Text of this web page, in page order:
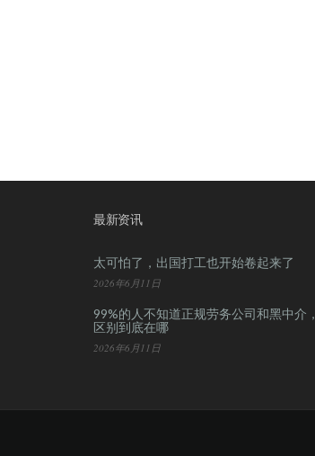
最新资讯
太可怕了，出国打工也开始卷起来了
2026年6月11日
99%的人不知道正规劳务公司和黑中介，
区别到底在哪
2026年6月11日